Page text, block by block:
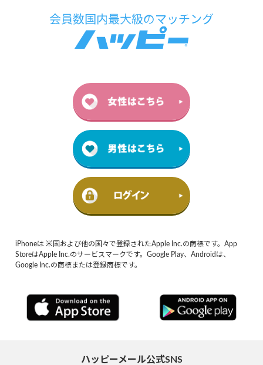
iPhoneは 米国および他の国々で登録されたApple Inc.の商標です。App
StoreはApple Inc.のサービスマークです。Google Play、Androidは、
Google Inc.の商標または登録商標です。
ハッピーメール公式SNS